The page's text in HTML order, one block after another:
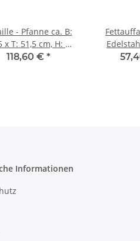
- Pfanne ca. B:
x T: 51,5 cm, H: 6
cm 2er Breite
118,60 € *
Gasgrill
Informationen